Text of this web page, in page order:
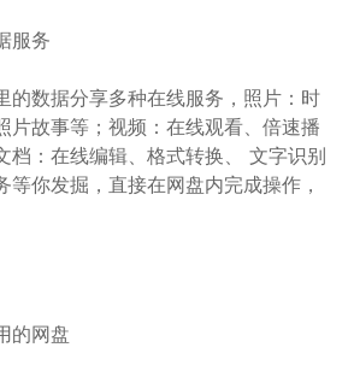
服务
数据分享多种在线服务，照片：时
片故事等；视频：在线观看、倍速播
档：在线编辑、格式转换、 文字识别
等你发掘，直接在网盘内完成操作，
网盘